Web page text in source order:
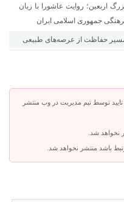
اربعین؛ روایت عاشورا با زبان
جمهوری اسلامی ایران
مسیر حفاظت از عرصه‌های طبیعی
توسط تیم مدیریت در وب منتشر
نخواهد شد.
باشد منتشر نخواهد شد.